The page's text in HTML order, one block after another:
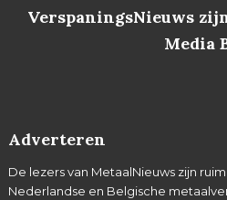
VerspaningsNieuws
Media
Adverteren
De lezers van MetaalNieuws zijn
Nederlandse en Belgische